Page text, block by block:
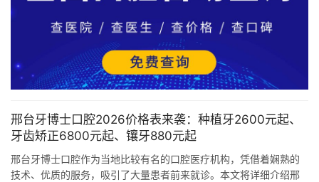
邢台牙博士口腔2026价格表来袭：种植牙2600元起、
牙齿矫正6800元起、镶牙880元起
邢台牙博士口腔作为当地比较有名的口腔医疗机构，凭借着娴熟的
技术、优质的服务，吸引了大量患者前来就诊。本文将详细介绍邢